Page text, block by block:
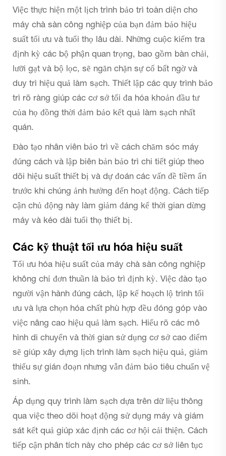
Việc thực hiện một lịch trình bảo trì toàn diện cho
máy chà sàn công nghiệp của bạn đảm bảo hiệu
suất tối ưu và tuổi thọ lâu dài. Những cuộc kiểm tra
định kỳ các bộ phận quan trọng, bao gồm bàn chải,
lưỡi gạt và bộ lọc, sẽ ngăn chặn sự cố bất ngờ và
duy trì hiệu quả làm sạch. Thiết lập các quy trình bảo
trì rõ ràng giúp các cơ sở tối đa hóa khoản đầu tư
của họ đồng thời đảm bảo kết quả làm sạch nhất
quán.
Đào tạo nhân viên bảo trì về cách chăm sóc máy
đúng cách và lập biên bản bảo trì chi tiết giúp theo
dõi hiệu suất thiết bị và dự đoán các vấn đề tiềm ẩn
trước khi chúng ảnh hưởng đến hoạt động. Cách tiếp
cận chủ động này làm giảm đáng kể thời gian dừng
máy và kéo dài tuổi thọ thiết bị.
Các kỹ thuật tối ưu hóa hiệu suất
Tối ưu hóa hiệu suất của máy chà sàn công nghiệp
không chỉ đơn thuần là bảo trì định kỳ. Việc đào tạo
người vận hành đúng cách, lập kế hoạch lộ trình tối
ưu và lựa chọn hóa chất phù hợp đều đóng góp vào
việc nâng cao hiệu quả làm sạch. Hiểu rõ các mô
hình di chuyển và thời gian sử dụng cơ sở cao điểm
sẽ giúp xây dựng lịch trình làm sạch hiệu quả, giảm
thiểu sự gián đoạn nhưng vẫn đảm bảo tiêu chuẩn vệ
sinh.
Áp dụng quy trình làm sạch dựa trên dữ liệu thông
qua việc theo dõi hoạt động sử dụng máy và giám
sát kết quả giúp xác định các cơ hội cải thiện. Cách
tiếp cận phân tích này cho phép các cơ sở liên tục